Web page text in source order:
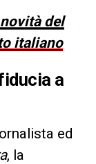
del
italiano
a
ed
, la